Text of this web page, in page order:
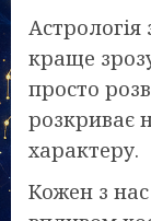
краще
просто
розкриває
характеру.
Кожен з